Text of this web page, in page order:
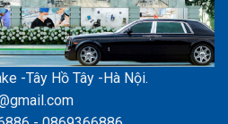
-Tây Hồ Tây -Hà Nội.